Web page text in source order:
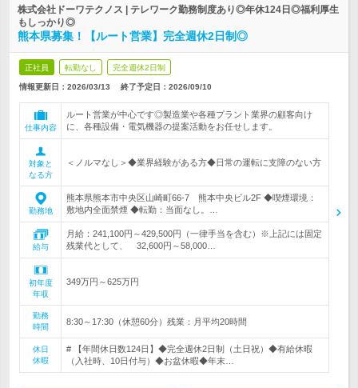
株式会社ドーワテクノス | テレワーク勤務制度あり◎年休124日◎福利厚生
もしっかり◎
熊本県募集！【ルート営業】完全週休2日制◎
正社員 転勤なし 完全週休2日制
情報更新日：2026/03/13 終了予定日： 2026/09/10
仕事内容
ルート営業が中心です◎製造業や各種プラント業界の顧客向け
に、各種設備・電気機器の提案活動をお任せします。
対象と
なる方
＜ノルマなし＞◆業界経験がある方◆日常の運転に支障のない方
勤務地
熊本県熊本市中央区山崎町66-7 熊本中央ビル2F ◆喫煙環境：
敷地内全面禁煙 ◆転勤：当面なし。…
給与
月給：241,100円～429,500円（一律手当を含む）※上記には固定
残業代として、 32,600円～58,000…
初年度
年収
349万円～625万円
勤務
時間
8:30～17:30（休憩60分）残業：月平均20時間
休日
休暇
# 【年間休日数124日】◆完全週休2日制（土日祝）◆有給休暇
（入社時、10日付与）◆お盆休暇◆年末…